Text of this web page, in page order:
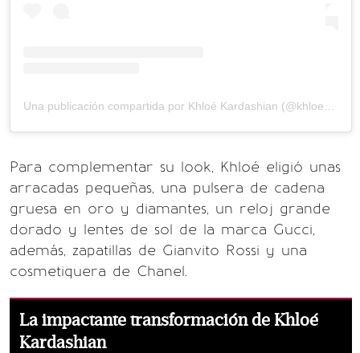
Para complementar su look, Khloé eligió unas
arracadas pequeñas, una pulsera de cadena
gruesa en oro y diamantes, un reloj grande
dorado y lentes de sol de la marca Gucci,
además, zapatillas de Gianvito Rossi y una
cosmetiquera de Chanel.
La impactante transformación de Khloé
Kardashian